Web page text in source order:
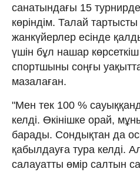
санатындағы 15
көріндім. Талай
жанкүйерлер есінде
үшін бұл нашар
спортшыны соңғы
мазалаған.
"Мен тек 100 %
келді. Өкінішке орай,
барады. Сондықтан да
қабылдауға тура келді.
салауатты өмір салтын